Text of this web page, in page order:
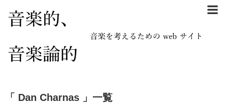
「 Dan Charnas 」一覧